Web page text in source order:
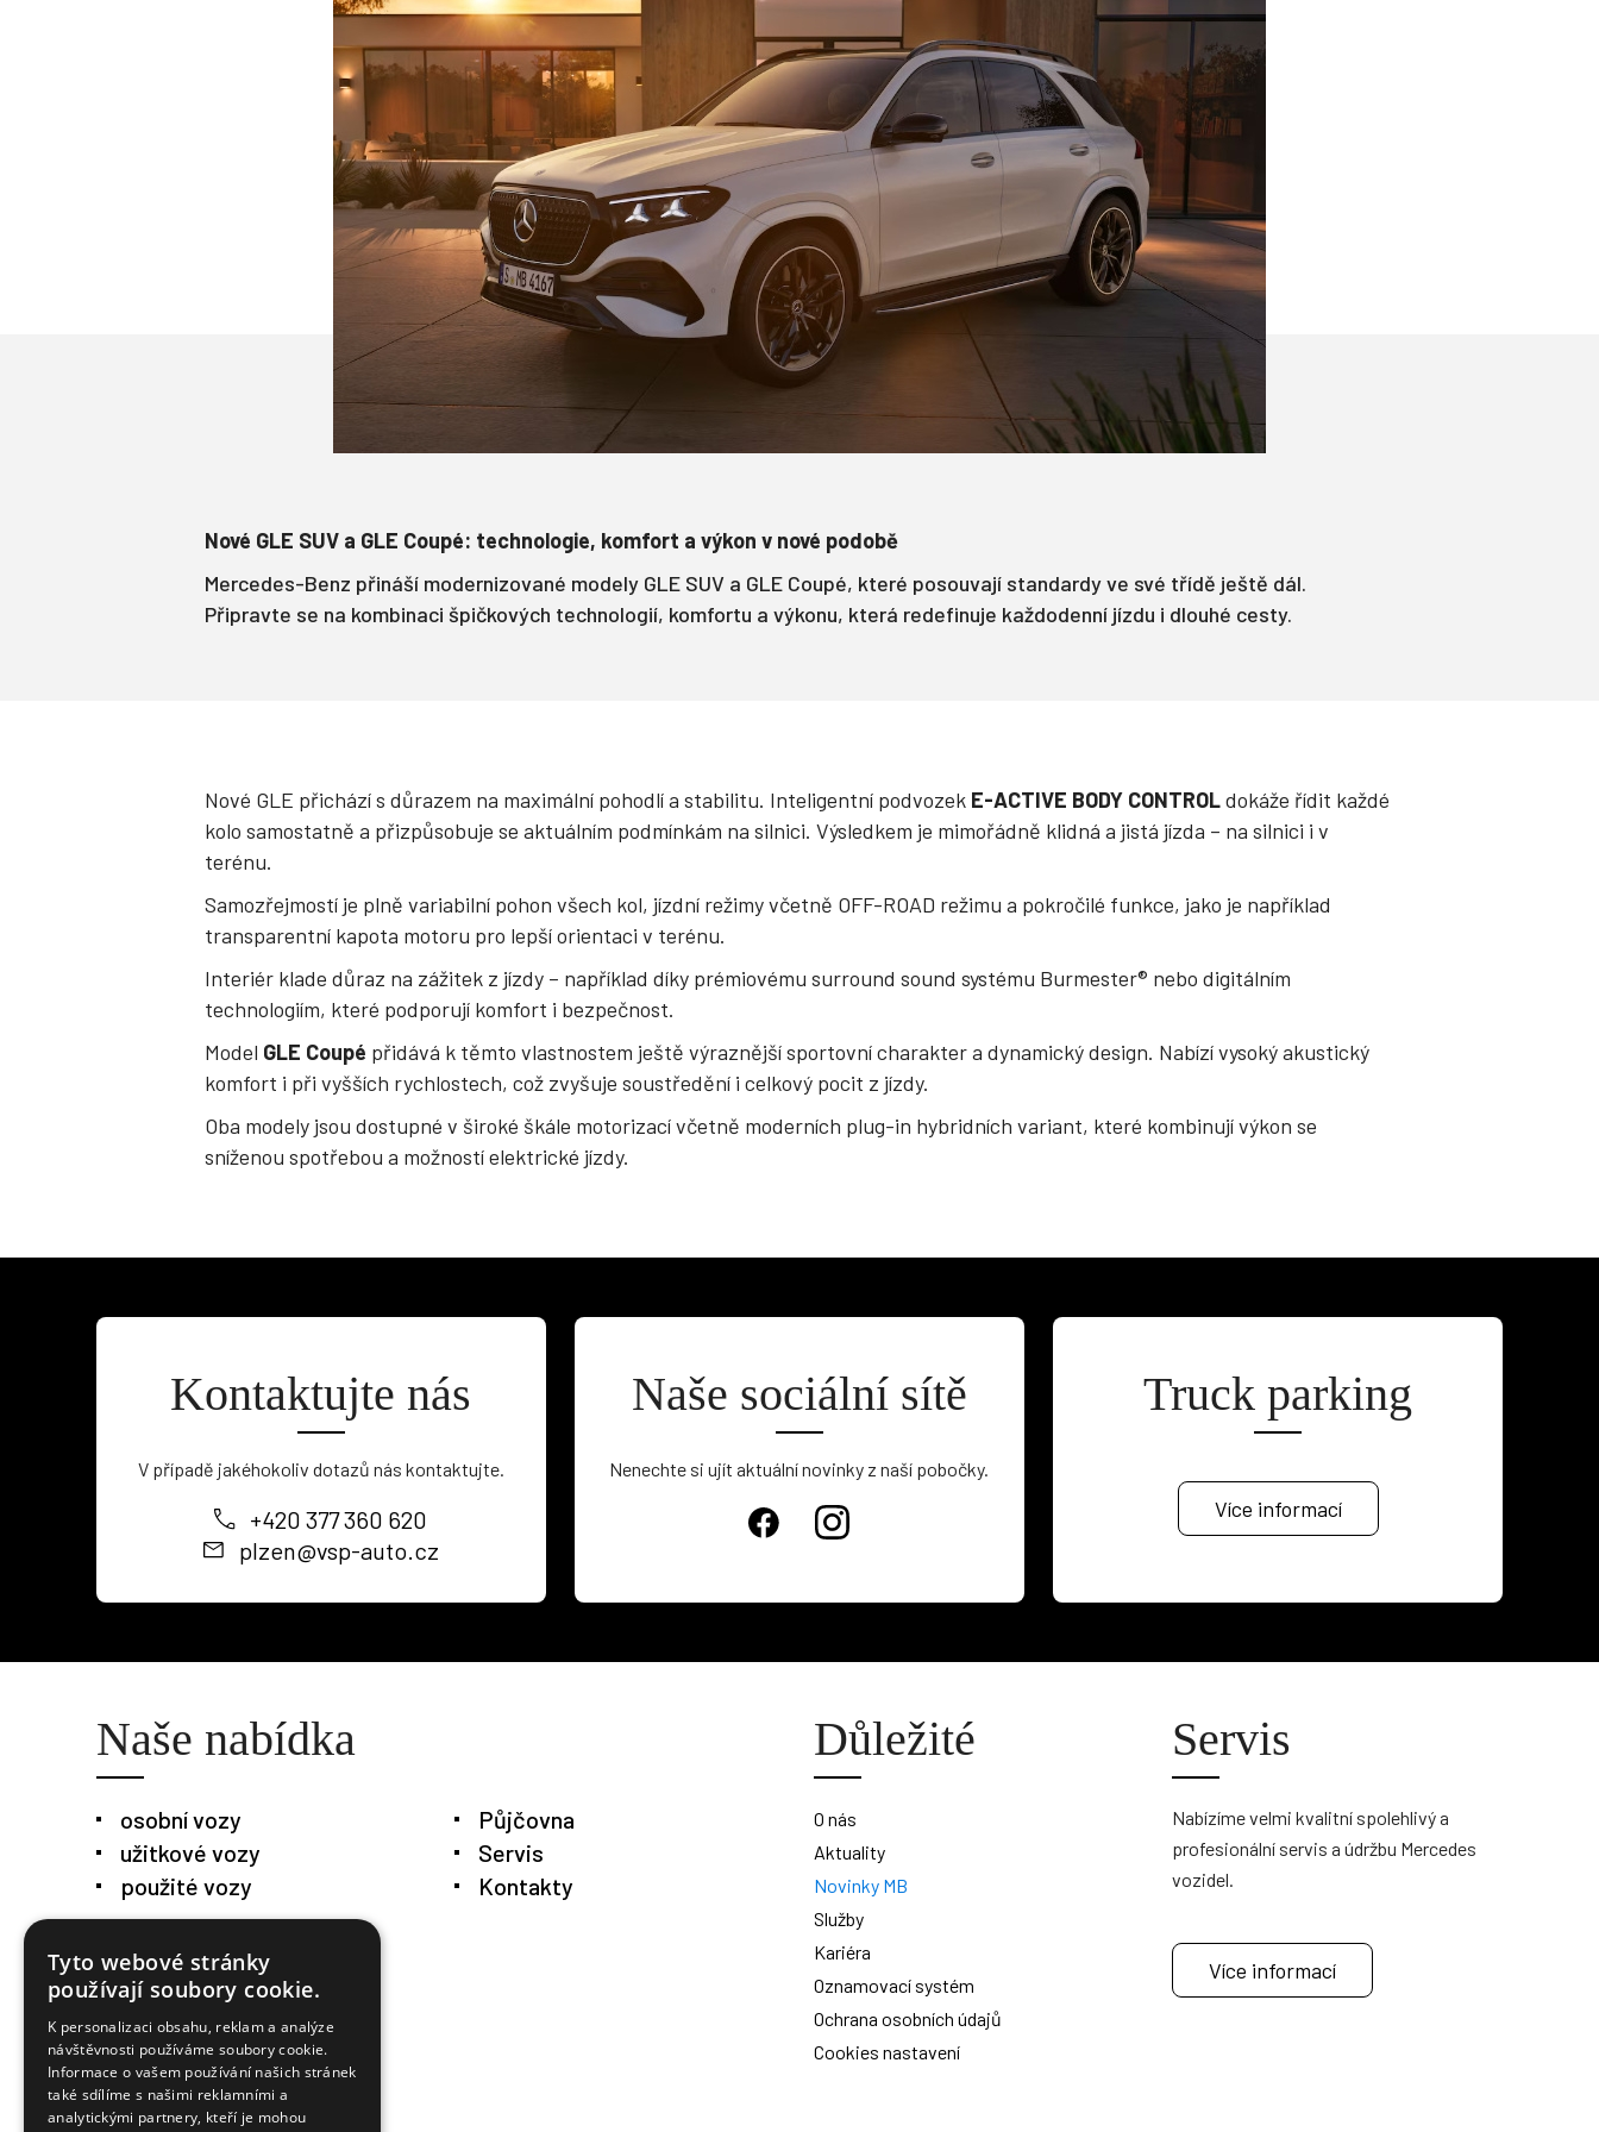
Nové GLE SUV a GLE Coupé: technologie, komfort a výkon v nové podobě
Mercedes-Benz přináší modernizované modely GLE SUV a GLE Coupé, které posouvají standardy ve své třídě ještě dál.
Připravte se na kombinaci špičkových technologií, komfortu a výkonu, která redefinuje každodenní jízdu i dlouhé cesty.
Nové GLE přichází s důrazem na maximální pohodlí a stabilitu. Inteligentní podvozek E-ACTIVE BODY CONTROLdokáže řídit každé
kolo samostatně a přizpůsobuje se aktuálním podmínkám na silnici. Výsledkem je mimořádně klidná a jistá jízda – na silnici i v
terénu.
Samozřejmostí je plně variabilní pohon všech kol, jízdní režimy včetně OFF-ROAD režimu a pokročilé funkce, jako je například
transparentní kapota motoru pro lepší orientaci v terénu.
Interiér klade důraz na zážitek z jízdy – například díky prémiovému surround sound systému Burmester® nebo digitálním
technologiím, které podporují komfort i bezpečnost.
Model GLE Coupé přidává k těmto vlastnostem ještě výraznější sportovní charakter a dynamický design. Nabízí vysoký akustický
komfort i při vyšších rychlostech, což zvyšuje soustředění i celkový pocit z jízdy.
Oba modely jsou dostupné v široké škále motorizací včetně moderních plug-in hybridních variant, které kombinují výkon se
sníženou spotřebou a možností elektrické jízdy.
Kontaktujte nás
V případě jakéhokoliv dotazů nás kontaktujte.
+420 377 360 620
plzen@vsp-auto.cz
Naše sociální sítě
Nenechte si ujít aktuální novinky z naší pobočky.
Truck parking
Více informací
Naše nabídka
osobní vozy
užitkové vozy
použité vozy
Půjčovna
Servis
Kontakty
Důležité
O nás
Aktuality
Novinky MB
Služby
Kariéra
Oznamovací systém
Ochrana osobních údajů
Cookies nastavení
Servis
Nabízíme velmi kvalitní spolehlivý a
profesionální servis a údržbu Mercedes
vozidel.
Více informací
Zákaznická podpora
Vítejte u VSP Auto s.r.o.
Tyto webové stránky
používají soubory cookie.
K personalizaci obsahu, reklam a analýze
návštěvnosti používáme soubory cookie.
Informace o vašem používání našich stránek
také sdílíme s našimi reklamními a
analytickými partnery, kteří je mohou